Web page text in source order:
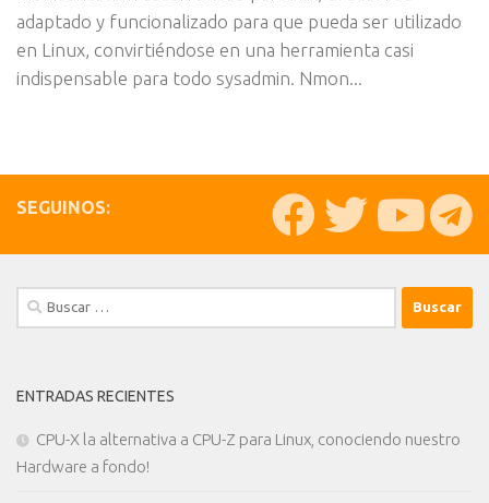
adaptado y funcionalizado para que pueda ser utilizado
en Linux, convirtiéndose en una herramienta casi
indispensable para todo sysadmin. Nmon...
SEGUINOS:
Buscar:
ENTRADAS RECIENTES
CPU-X la alternativa a CPU-Z para Linux, conociendo nuestro
Hardware a fondo!